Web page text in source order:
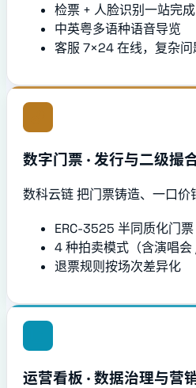
检票 + 人脸识别一站完成
中英粤多语种语音导览
客服 7×24 在线，复杂
数字门票 · 发行与二级撮
数科云链 把门票铸造、一口价
ERC-3525 半同质化门票
4 种拍卖模式（含演唱会
退票规则按场次差异化
运营看板 · 数据治理与营